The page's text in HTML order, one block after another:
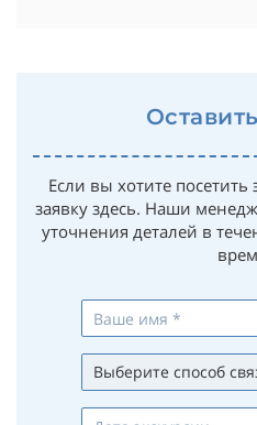
Если вы хотите посетить
заявку здесь. Наши
уточнения деталей в
Выберите способ